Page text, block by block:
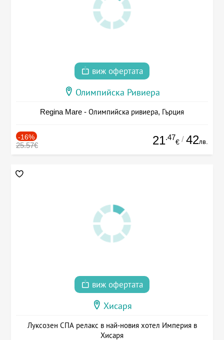
виж офертата
Олимпийска Ривиера
Regina Mare - Олимпийска ривиера, Гърция
-16%
25.57€ 21.47
€ / 42лв.
виж офертата
Хисаря
Луксозен СПА релакс в най-новия хотел Империя в
Хисаря